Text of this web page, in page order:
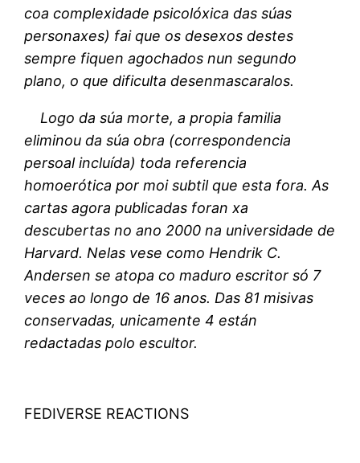
coa complexidade psicolóxica das súas
personaxes) fai que os desexos destes
sempre fiquen agochados nun segundo
plano, o que dificulta desenmascaralos.
Logo da súa morte, a propia familia
eliminou da súa obra (correspondencia
persoal incluída) toda referencia
homoerótica por moi subtil que esta fora. As
cartas agora publicadas foran xa
descubertas no ano 2000 na universidade de
Harvard. Nelas vese como Hendrik C.
Andersen se atopa co maduro escritor só 7
veces ao longo de 16 anos. Das 81 misivas
conservadas, unicamente 4 están
redactadas polo escultor.
FEDIVERSE REACTIONS